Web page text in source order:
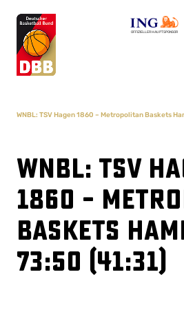
OFFIZIELLER HAUPTSPONSOR
WNBL: TSV Hagen 1860 – Metropolitan Baskets
WNBL: TSV
1860 –
Baskets
73:50 (41:31)